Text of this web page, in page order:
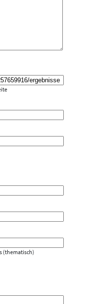
(thematisch)